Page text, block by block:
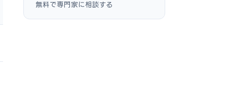
無料で専門家に相談する